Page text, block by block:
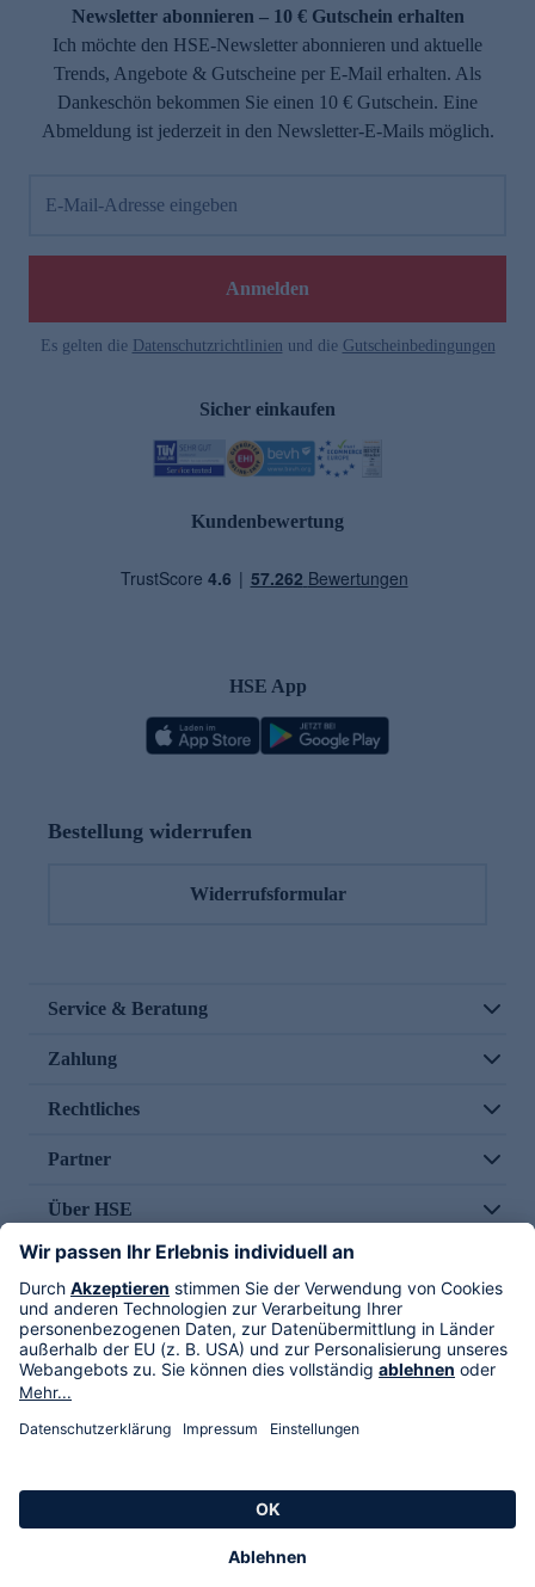
Newsletter abonnieren – 10 € Gutschein erhalten
Ich möchte den HSE-Newsletter abonnieren und aktuelle
Trends, Angebote & Gutscheine per E-Mail erhalten. Als
Dankeschön bekommen Sie einen 10 € Gutschein. Eine
Abmeldung ist jederzeit in den Newsletter-E-Mails möglich.
E-Mail-Adresse eingeben
Anmelden
Es gelten die Datenschutzrichtlinien und die Gutscheinbedingungen
Sicher einkaufen
Kundenbewertung
HSE App
Bestellung widerrufen
Widerrufsformular
Service & Beratung
Zahlung
Rechtliches
Partner
Über HSE
Im TV
HSE International